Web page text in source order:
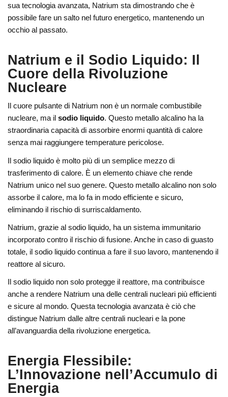
sua tecnologia avanzata, Natrium sta dimostrando che è
possibile fare un salto nel futuro energetico, mantenendo un
occhio al passato.
Natrium e il Sodio Liquido: Il
Cuore della Rivoluzione
Nucleare
Il cuore pulsante di Natrium non è un normale combustibile
nucleare, ma ilsodio liquido. Questo metallo alcalino ha la
straordinaria capacità di assorbire enormi quantità di calore
senza mai raggiungere temperature pericolose.
Il sodio liquido è molto più di un semplice mezzo di
trasferimento di calore. È un elemento chiave che rende
Natrium unico nel suo genere. Questo metallo alcalino non solo
assorbe il calore, ma lo fa in modo efficiente e sicuro,
eliminando il rischio di surriscaldamento.
Natrium, grazie al sodio liquido, ha un sistema immunitario
incorporato contro il rischio di fusione. Anche in caso di guasto
totale, il sodio liquido continua a fare il suo lavoro, mantenendo il
reattore al sicuro.
Il sodio liquido non solo protegge il reattore, ma contribuisce
anche a rendere Natrium una delle centrali nucleari più efficienti
e sicure al mondo. Questa tecnologia avanzata è ciò che
distingue Natrium dalle altre centrali nucleari e la pone
all’avanguardia della rivoluzione energetica.
Energia Flessibile:
L’Innovazione nell’Accumulo di
Energia